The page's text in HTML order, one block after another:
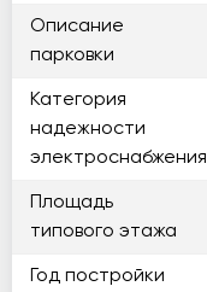
Описание
парковки
Категория
надежности
электроснабжения
Площадь
типового этажа
Год постройки